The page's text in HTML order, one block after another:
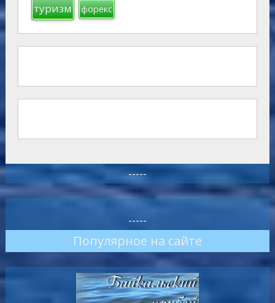
туризм форекс
-----
-----
Популярное на сайте